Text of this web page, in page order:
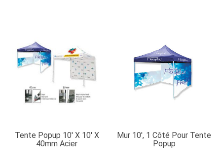
Tente Popup 10′ X 10′ X
40mm Acier
Mur 10′, 1 Côté Pour Tente
Popup